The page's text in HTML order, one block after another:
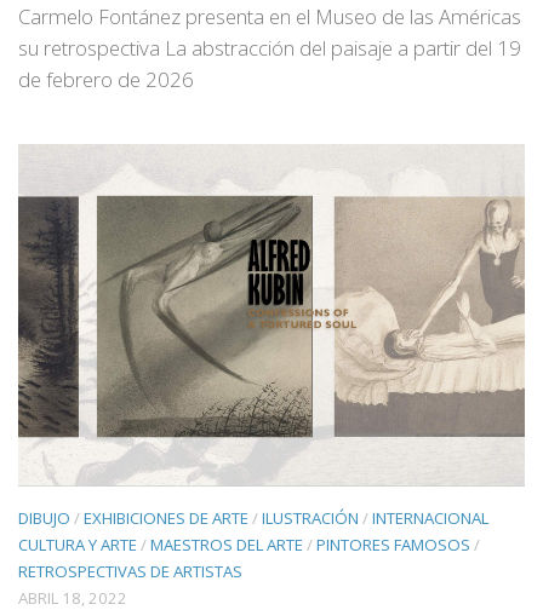
Carmelo Fontánez presenta en el Museo de las Américas
su retrospectiva La abstracción del paisaje a partir del 19
de febrero de 2026
DIBUJO /EXHIBICIONES DE ARTE /ILUSTRACIÓN /INTERNACIONAL
CULTURA Y ARTE /MAESTROS DEL ARTE /PINTORES FAMOSOS /
RETROSPECTIVAS DE ARTISTAS
ABRIL 18, 2022